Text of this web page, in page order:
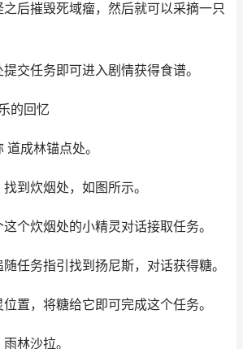
之后摧毁死域瘤，然后就可以采摘一只
交任务即可进入剧情获得食谱。
的回忆
道成林锚点处。
到炊烟处，如图所示。
个炊烟处的小精灵对话接取任务。
任务指引找到扬尼斯，对话获得糖。
置，将糖给它即可完成这个任务。
林沙拉。